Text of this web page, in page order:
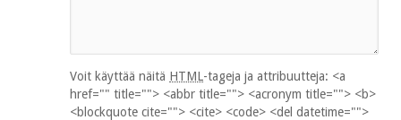
Voit käyttää näitä HTML-tageja ja attribuutteja: <a
href="" title=""> <abbr title=""> <acronym title=""> <b>
<blockquote cite=""> <cite> <code> <del datetime="">